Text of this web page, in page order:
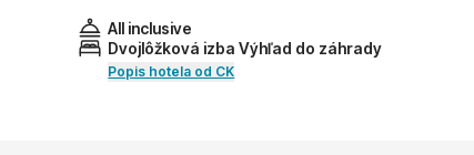
All inclusive
Dvojlôžková izba Výhľad do záhrady
Popis hotela od CK